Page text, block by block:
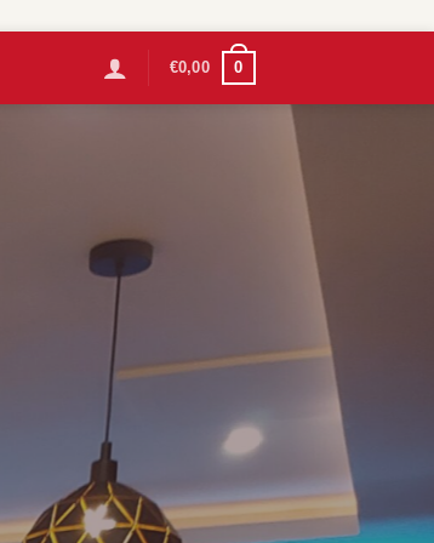
€0,00 0